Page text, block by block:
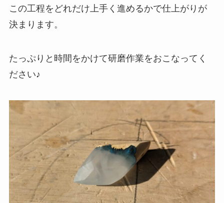
この工程をどれだけ上手く進めるかで仕上がりが
決まります。
たっぷりと時間をかけて研磨作業をおこなってく
ださい♪